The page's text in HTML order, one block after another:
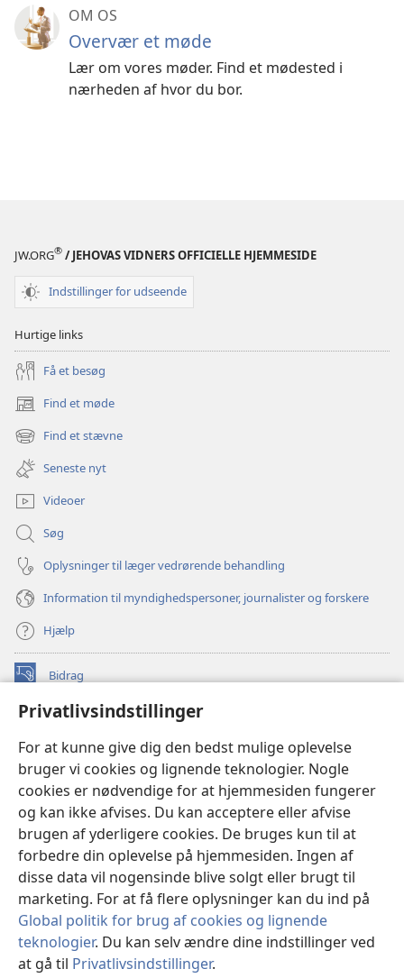
Privatlivsindstillinger
For at kunne give dig den bedst mulige oplevelse
bruger vi cookies og lignende teknologier. Nogle
cookies er nødvendige for at hjemmesiden fungerer
og kan ikke afvises. Du kan acceptere eller afvise
brugen af yderligere cookies. De bruges kun til at
forbedre din oplevelse på hjemmesiden. Ingen af
disse data vil nogensinde blive solgt eller brugt til
marketing. For at få flere oplysninger kan du ind på
Global politik for brug af cookies og lignende
teknologier. Du kan selv ændre dine indstillinger ved
at gå til Privatlivsindstillinger.
OM OS
Overvær et møde
Lær om vores møder. Find et mødested i
nærheden af hvor du bor.
JW.ORG® / JEHOVAS VIDNERS OFFICIELLE HJEMMESIDE
Indstillinger for udseende
Hurtige links
Få et besøg
Find et møde
(åbner
nyt
vindue)
Find et stævne
(åbner
nyt
vindue)
Seneste nyt
Videoer
Søg
Oplysninger til læger vedrørende behandling
Information til myndighedspersoner, journalister og forskere
Hjælp
Bidrag
(åbner
vindue)Watchtower ONLINE LIBRARY™
nyt
vindue)JW Hub
(åbner
nyt
vindue)JW Library
Watchtower Library
Copyright© 2026 Watch Tower Bible and Tract Society of Pennsylvania.
ANVENDELSESVILKÅR |PRIVATLIVSPOLITIK
PRIVATLIVSINDSTILLINGER